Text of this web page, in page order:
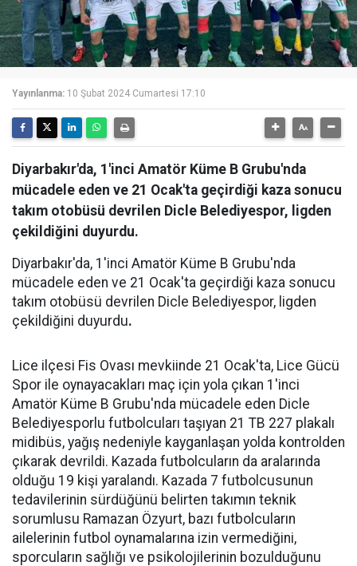
Yayınlanma: 10 Şubat 2024 Cumartesi 17:10
Diyarbakır'da, 1'inci Amatör Küme B Grubu'nda
mücadele eden ve 21 Ocak'ta geçirdiği kaza sonucu
takım otobüsü devrilen Dicle Belediyespor, ligden
çekildiğini duyurdu.
Diyarbakır'da, 1'inci Amatör Küme B Grubu'nda
mücadele eden ve 21 Ocak'ta geçirdiği kaza sonucu
takım otobüsü devrilen Dicle Belediyespor, ligden
çekildiğini duyurdu.
Lice ilçesi Fis Ovası mevkiinde 21 Ocak'ta, Lice Gücü
Spor ile oynayacakları maç için yola çıkan 1'inci
Amatör Küme B Grubu'nda mücadele eden Dicle
Belediyesporlu futbolcuları taşıyan 21 TB 227 plakalı
midibüs, yağış nedeniyle kayganlaşan yolda kontrolden
çıkarak devrildi. Kazada futbolcuların da aralarında
olduğu 19 kişi yaralandı. Kazada 7 futbolcusunun
tedavilerinin sürdüğünü belirten takımın teknik
sorumlusu Ramazan Özyurt, bazı futbolcuların
ailelerinin futbol oynamalarına izin vermediğini,
sporcuların sağlığı ve psikolojilerinin bozulduğunu